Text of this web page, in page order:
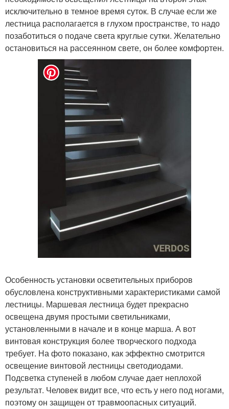
исключительно в темное время суток. В случае если же
лестница располагается в глухом пространстве, то надо
позаботиться о подаче света круглые сутки. Желательно
остановиться на рассеянном свете, он более комфортен.
Особенность установки осветительных приборов
обусловлена конструктивными характеристиками самой
лестницы. Маршевая лестница будет прекрасно
освещена двумя простыми светильниками,
установленными в начале и в конце марша. А вот
винтовая конструкция более творческого подхода
требует. На фото показано, как эффектно смотрится
освещение винтовой лестницы светодиодами.
Подсветка ступеней в любом случае дает неплохой
результат. Человек видит все, что есть у него под ногами,
поэтому он защищен от травмоопасных ситуаций.